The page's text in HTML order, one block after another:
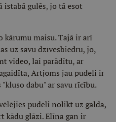
gulēs, jo tā esot
maisu. Tajā ir arī
uz savu dzīvesbiedru, jo,
video, lai parādītu, ar
Artjoms jau pudeli ir
dabu" ar savu rīcību.
pudeli nolikt uz galda,
kādu glāzi. Elīna gan ir